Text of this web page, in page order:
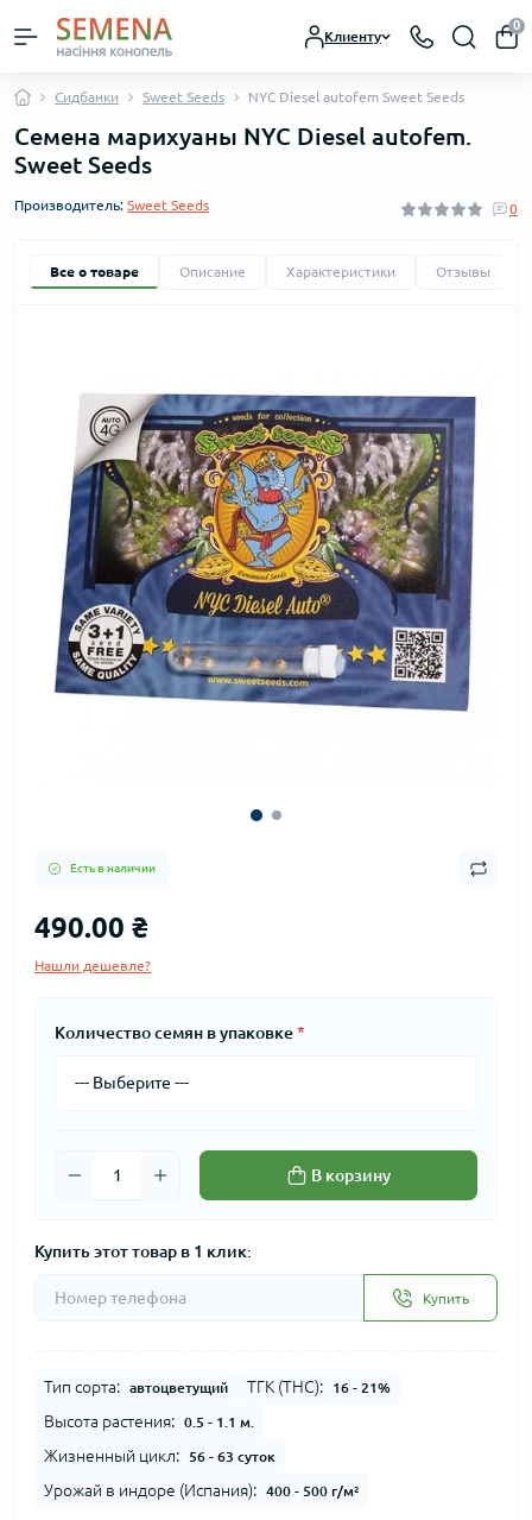
Клиенту
0
Сидбанки Sweet Seeds NYC Diesel autofem Sweet Seeds
Семена марихуаны NYC Diesel autofem.
Sweet Seeds
Производитель: Sweet Seeds 0
Все о товаре Описание Характеристики Отзывы
Есть в наличии
490.00 ₴
Нашли дешевле?
Количество семян в упаковке*
В корзину
Купить этот товар в 1 клик:
Купить
Тип сорта: автоцветущий ТГК (THC): 16 - 21%
Высота растения: 0.5 - 1.1 м.
Жизненный цикл: 56 - 63 суток
Урожай в индоре (Испания): 400 - 500 г/м²